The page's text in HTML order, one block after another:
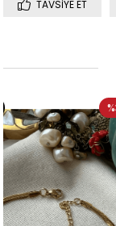
TAVSIYE ET
Yeni
Ürün